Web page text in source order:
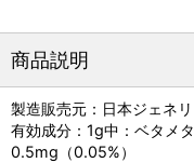
商品説明
製造販売元：日本ジェネ
有効成分：1g中：ベタメ
0.5mg（0.05%）